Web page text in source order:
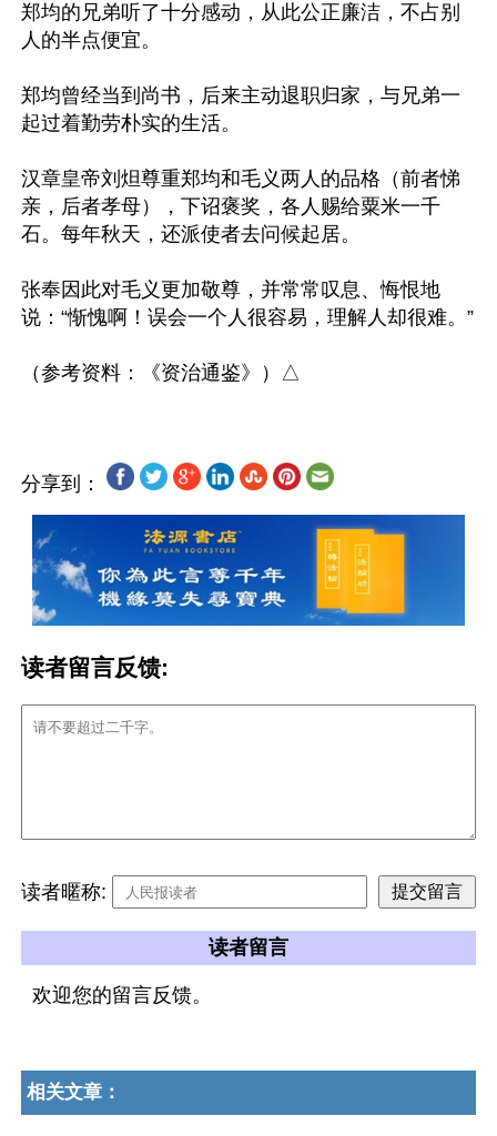
郑均的兄弟听了十分感动，从此公正廉洁，不占别
人的半点便宜。
郑均曾经当到尚书，后来主动退职归家，与兄弟一
起过着勤劳朴实的生活。
汉章皇帝刘炟尊重郑均和毛义两人的品格（前者悌
亲，后者孝母），下诏褒奖，各人赐给粟米一千
石。每年秋天，还派使者去问候起居。
张奉因此对毛义更加敬尊，并常常叹息、悔恨地
说：“惭愧啊！误会一个人很容易，理解人却很难。”
分享到：
读者留言反馈:
读者暱称:
读者留言
欢迎您的留言反馈。
相关文章：